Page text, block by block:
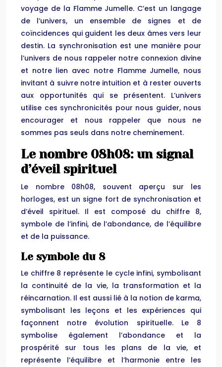
voyage de la Flamme Jumelle. C’est un langage
de l’univers, un ensemble de signes et de
coïncidences qui guident les deux âmes vers leur
destin. La synchronisation est une manière pour
l’univers de nous rappeler notre connexion divine
et notre lien avec notre Flamme Jumelle, nous
invitant à suivre notre intuition et à rester ouverts
aux opportunités qui se présentent. L’univers
utilise ces synchronicités pour nous guider, nous
encourager et nous rappeler que nous ne
sommes pas seuls dans notre cheminement.
Le nombre 08h08: un signal
d’éveil spirituel
Le nombre 08h08, souvent aperçu sur les
horloges, est un signe fort de synchronisation et
d’éveil spirituel. Il est composé du chiffre 8,
symbole de l’infini, de l’abondance, de l’équilibre
et de la puissance.
Le symbole du 8
Le chiffre 8 représente le cycle infini, symbolisant
la continuité de la vie, la transformation et la
réincarnation. Il est aussi lié à la notion de karma,
symbolisant les leçons et les expériences qui
façonnent notre évolution spirituelle. Le 8
symbolise également l’abondance et la
prospérité sur tous les plans de la vie, et
représente l’équilibre et l’harmonie entre les